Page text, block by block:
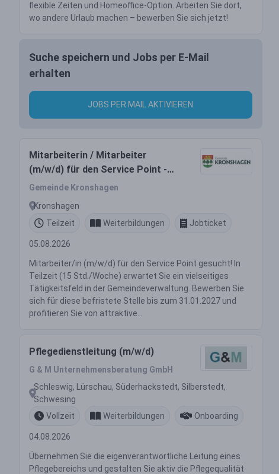
flexible Zeiten und Homeoffice-Option. Arbeiten Sie dort,
wo andere Urlaub machen – bewerben Sie sich jetzt!
Suche speichern und Jobs per E-Mail
erhalten
JOBS PER MAIL AKTIVIEREN
Mitarbeiterin / Mitarbeiter
(m/w/d) für den Service Point -
Teilzeit
Gemeinde Kronshagen
Kronshagen
Teilzeit
Weiterbildungen Jobticket
05.08.2026
Mitarbeiter/in (m/w/d) für den Service Point gesucht! In
Teilzeit (15 Std./Woche) erwartet Sie ein vielseitiges
Tätigkeitsfeld in der Gemeindeverwaltung. Bewerben Sie
sich für diese befristete Stelle bis zum 31.01.2027 und
profitieren Sie von attraktive...
Pflegedienstleitung (m/w/d)
G & M Unternehmensberatung GmbH
Schleswig, Lürschau, Süderhackstedt, Silberstedt,
Schwesing
Vollzeit
Weiterbildungen Onboarding
04.08.2026
Übernehmen Sie die eigenverantwortliche Leitung eines
Pflegebereichs und gestalten Sie aktiv die Pflegequalität